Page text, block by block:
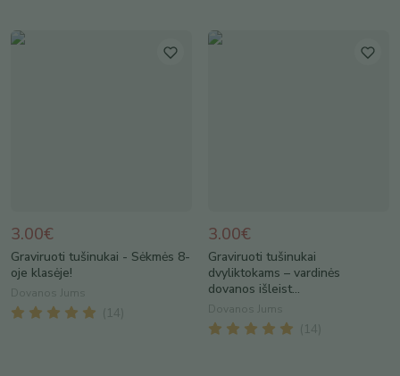
3.00€
Graviruoti tušinukai - Sėkmės 8-
oje klasėje!
Dovanos Jums
( 14
3.00€
Graviruoti tušinukai
dvyliktokams – vardinės
dovanos išleist...
Dovanos Jums
( 14